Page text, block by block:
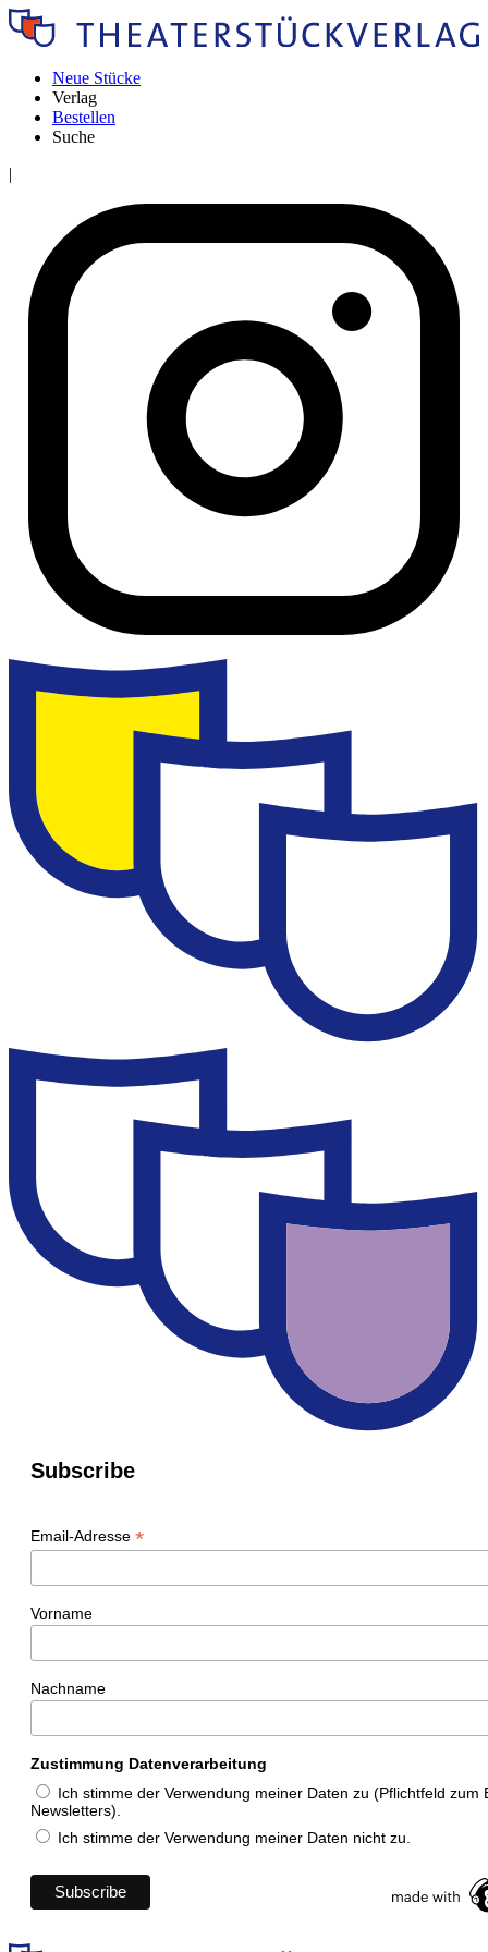
Neue Stücke
Verlag
Bestellen
Suche
|
Subscribe
Email-Adresse *
Vorname
Nachname
Zustimmung Datenverarbeitung
Ich stimme der Verwendung meiner Daten zu (Pflichtfeld zum
Newsletters).
Ich stimme der Verwendung meiner Daten nicht zu.